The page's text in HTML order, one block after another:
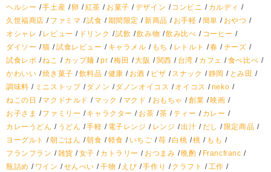
ヘルシー
手土産 卵 紅茶 お菓子 デザイン コンビニ
カルディ
久世福商店
ファミマ 試食 期間限定 新商品 お手軽 簡単
おやつ
オシャレ
レビュー ドリンク 試飲 飲み物 飲み比べ
コーヒー
ダイソー
猫 試食レビュー キャラメル もち レトルト 春
チーズ
試食レポ ねこ カップ麺 pr 梅田 大阪 関西 台湾 カフェ
食べ比べ
かわいい 焼き菓子 飲料品 健康 お酒 ピザ スナック 静岡
とみ田
調味料
ミニストップ ダノン ダノンオイコス オイコス
neko
ねこの日
マクドナルド マック マクド おもちゃ 創業 映画
お子さま
ファミリー キャラクター お茶 茶 ティー
カレー
カレーうどん
うどん 手軽 電子レンジ レンジ 出汁 だし
限定商品
ヨーグルト
朝ごはん 朝食 軽食 いちご 苺 白桃 桃
もも
フランフラン
雑貨 女子 カトラリー おつまみ 晩酌
Francfranc
瓶詰め
ワイン せんべい 干物 えび 手作り クラフト
工作